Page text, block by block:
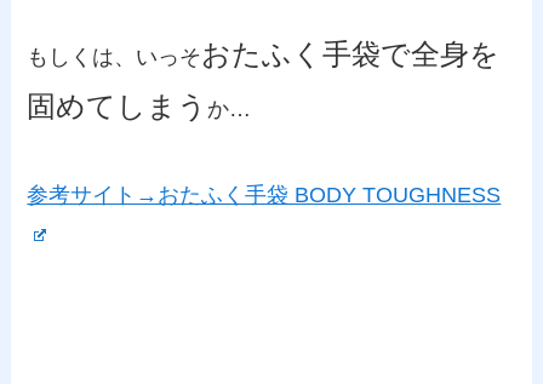
もしくは、いっそおたふく手袋で全身を
固めてしまう か…
参考サイト→おたふく手袋 BODY TOUGHNESS